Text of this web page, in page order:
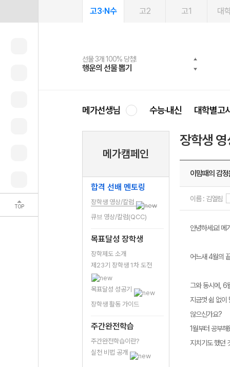
TOP
고3·N수 고2 고1 대
선물 3개 100% 당첨!
행운의 선물 뽑기
선물 100% 증정!
메가스터디 X 올리브
여름방학 스터디 캐시백
메가런 썸머스쿨
2027 러셀 단과
강사 공개선발
스마트러닝앱
설문 EVENT
메가패스
3일 무료 체험권
메가패스 수강생 무료혜택!
메가클럽 멤버십
사회공헌 캠페인
희망이룸 메가나눔
메가선생님 수능·내신 대학별고
메가캠페인
합격 선배 멘토링
장학생 영상/칼럼
큐브 영상/칼럼(QCC)
목표달성 장학생
장학제도 소개
제23기 장학생 1차 도전
목표달성 성공기
장학생 활동 가이드
주간완전학습
주간완전학습이란?
실천 비법 공개
장학생
이맘때의 감
이름 : 김엘림
안녕하세요! 메
어느새 4월의
그와 동시에, 6
지금껏 쉼 없이
않으신가요?
1월부터 공부
지치기도 했던